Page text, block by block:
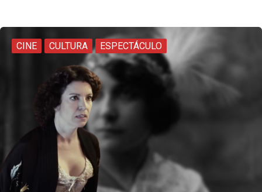
CINE CULTURA ESPECTÁCULO